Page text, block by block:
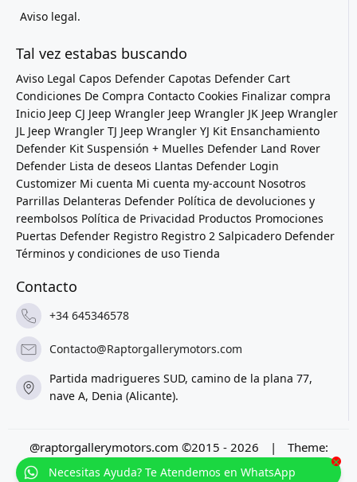
Necesitas Ayuda? Te Atendemos en WhatsApp
×
Aviso legal.
Tal vez estabas buscando
Aviso Legal Capos Defender Capotas Defender Cart
Condiciones De Compra Contacto Cookies Finalizar compra
Inicio Jeep CJ Jeep Wrangler Jeep Wrangler JK Jeep Wrangler
JL Jeep Wrangler TJ Jeep Wrangler YJ Kit Ensanchamiento
Defender Kit Suspensión + Muelles Defender Land Rover
Defender Lista de deseos Llantas Defender Login
Customizer Mi cuenta Mi cuenta my-account Nosotros
Parrillas Delanteras Defender Política de devoluciones y
reembolsos Política de Privacidad Productos Promociones
Puertas Defender Registro Registro 2 Salpicadero Defender
Términos y condiciones de uso Tienda
Contacto
+34 645346578
Contacto@Raptorgallerymotors.com
Partida madrigueres SUD, camino de la plana 77,
nave A, Denia (Alicante).
@raptorgallerymotors.com ©2015 - 2026 |
Theme:
Prosale byfull100ack